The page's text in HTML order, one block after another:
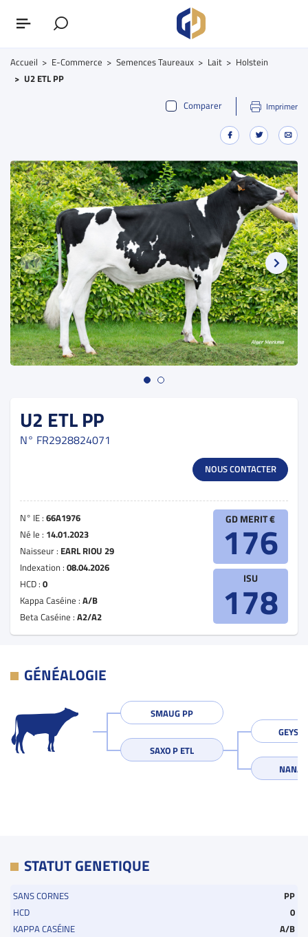
Accueil E-Commerce Semences Taureaux Lait
Holstein
U2 ETL PP
Comparer
Imprimer
U2 ETL PP
N° FR2928824071
NOUS CONTACTER
N° IE : 66A1976
Né le : 14.01.2023
Naisseur : EARL RIOU 29
Indexation : 08.04.2026
HCD : 0
Kappa Caséine : A/B
Beta Caséine : A2/A2
GD MERIT €
176
ISU
178
GÉNÉALOGIE
SMAUG PP
SAXO P ETL
NANA
STATUT GENETIQUE
SANS CORNES
PP
HCD
0
KAPPA CASÉINE
A/B